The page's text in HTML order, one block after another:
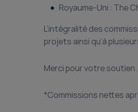
Royaume-Uni : The
L’intégralité des
projets ainsi qu’à
Merci pour votre soutien.
*Commissions nettes